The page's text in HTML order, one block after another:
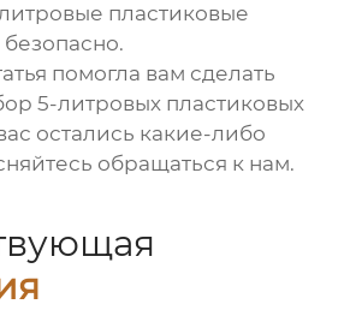
пластиковые
помогла вам сделать
5-литровых пластиковых
остались какие-либо
обращаться к нам.